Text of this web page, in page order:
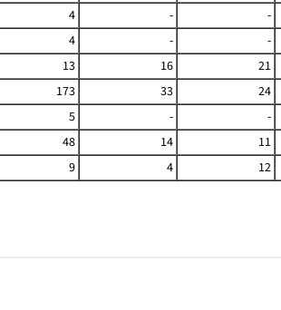
4 - -
4 - -
13 16 21
173 33 24
5 - -
48 14 11
9 4 12